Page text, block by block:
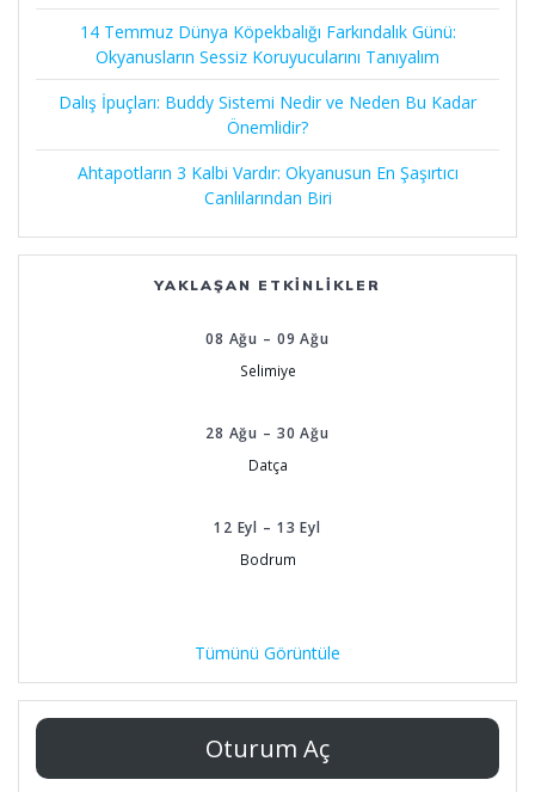
14 Temmuz Dünya Köpekbalığı Farkındalık Günü:
Okyanusların Sessiz Koruyucularını Tanıyalım
Dalış İpuçları: Buddy Sistemi Nedir ve Neden Bu Kadar
Önemlidir?
Ahtapotların 3 Kalbi Vardır: Okyanusun En Şaşırtıcı
Canlılarından Biri
YAKLAŞAN ETKINLIKLER
08 Ağu – 09 Ağu
Selimiye
28 Ağu – 30 Ağu
Datça
12 Eyl – 13 Eyl
Bodrum
Tümünü Görüntüle
Oturum Aç